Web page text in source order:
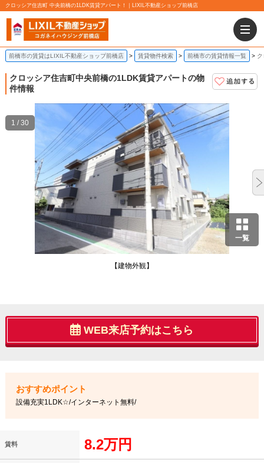
クロッシア住吉町 中央前橋の1LDK賃貸アパート！｜LIXIL不動産ショップ前橋店
前橋市の賃貸はLIXIL不動産ショップ前橋店 賃貸物件検索 前橋市の賃貸情報一覧
クロッシア住吉町中央前橋の1LDK賃貸アパートの物
件情報
一覧
【建物外観】
1 / 30
WEB来店予約はこちら
設備充実1LDK☆/インターネット無料/
賃料 8.2万円